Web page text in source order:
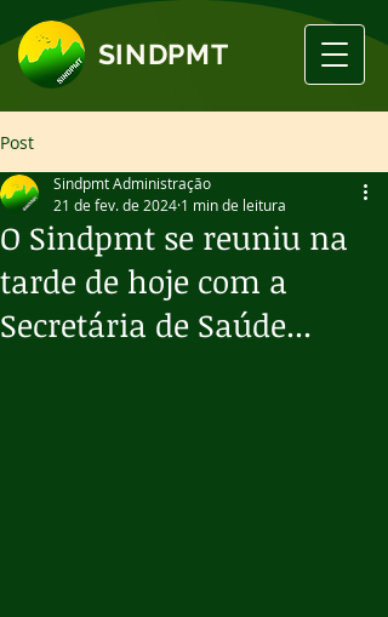
SINDPMT
Post
O Sindpmt se reuniu na
tarde de hoje com a
Secretária de Saúde...
Sindpmt Administração
21 de fev. de 2024 1 min de leitura